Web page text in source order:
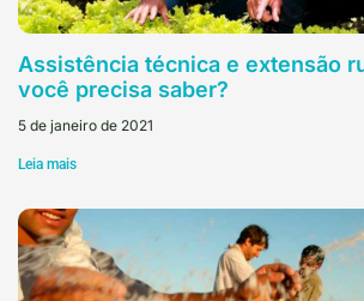
Assistência técnica e extensão
você precisa saber?
5 de janeiro de 2021
Leia mais